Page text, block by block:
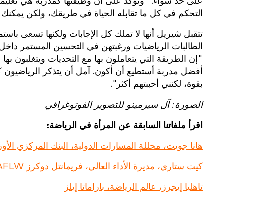
التحكم في كل ما تقابله الحياة في طريقك، ولكن يمكنك
تتقبل شيريل أنها لا تملك كل الإجابات ولكنها تسعى
الطالبات الرياضيات ورغبتهن في التحسين المستمر
"إن الطريقة التي يتعاملون بها مع التحديات ويتغلبون
أفضل مدربة أستطيع أن أكون. آمل أن يتذكر الرياضيون
بقوة، لكنني أحببتهم أكثر".
الصورة: آل سيرمينو للتصوير الفوتوغرافي
اقرأ ملفاتنا السابقة عن المرأة في الرياضة:
هانا جويت، محللة المسارات الدولية، البنك المركزي
كيت ستاري، مديرة الأداء العالي، فريمانتل دوكرز AFLW
تاهليا إيجرز، عالم الرياضة، باراماتا إيلز